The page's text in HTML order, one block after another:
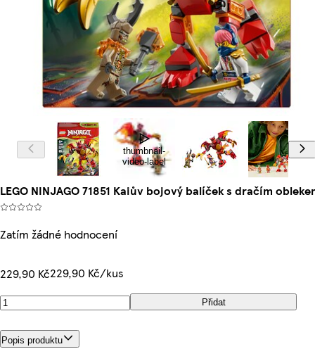
thumbnail-
video-label
LEGO NINJAGO 71851 Kaiův bojový balíček s dračím
Zatím žádné hodnocení
229,90 Kč229,90 Kč/kus
Přidat
Popis produktu